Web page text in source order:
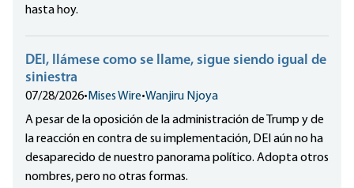
hasta hoy.
DEI, llámese como se llame, sigue siendo igual de
siniestra
07/28/2026•Mises Wire•Wanjiru Njoya
A pesar de la oposición de la administración de Trump y de
la reacción en contra de su implementación, DEI aún no ha
desaparecido de nuestro panorama político. Adopta otros
nombres, pero no otras formas.